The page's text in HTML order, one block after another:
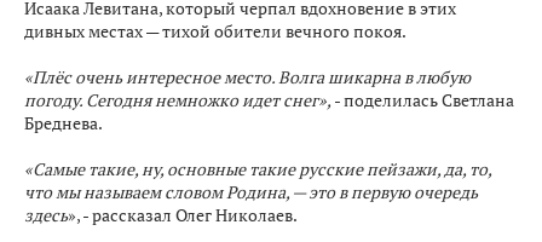
Исаака Левитана, который черпал вдохновение в этих
дивных местах — тихой обители вечного покоя.
«Плёс очень интересное место. Волга шикарна в любую
погоду. Сегодня немножко идет снег», - поделилась Светлана
Бреднева.
«Самые такие, ну, основные такие русские пейзажи, да, то,
что мы называем словом Родина, — это в первую очередь
здесь», - рассказал Олег Николаев.